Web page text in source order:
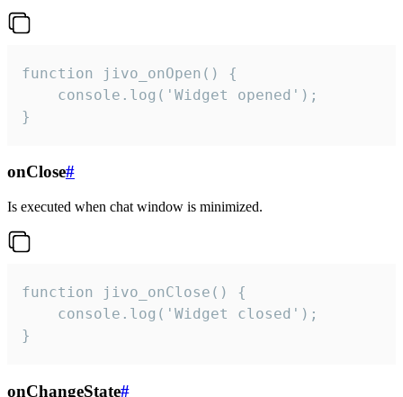
function jivo_onOpen() {
    console.log('Widget opened');
}
onClose#
Is executed when chat window is minimized.
function jivo_onClose() {
    console.log('Widget closed');
}
onChangeState#